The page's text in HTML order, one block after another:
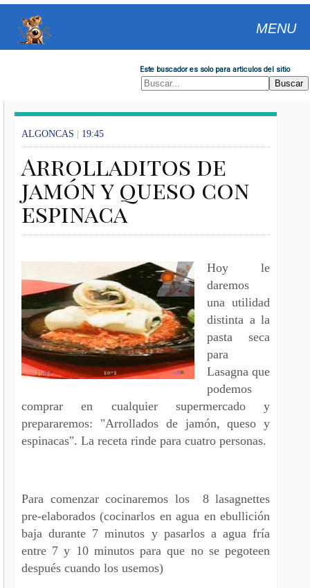
MENU
Este buscador es solo para articulos del sitio
ALGONCAS | 19:45
Arrolladitos de
jamón y queso con
espinaca
Hoy le
daremos
una utilidad
distinta a la
pasta seca
para
Lasagna que
podemos
comprar en cualquier supermercado y
prepararemos: "Arrollados de jamón, queso y
espinacas". La receta rinde para cuatro personas.
Para comenzar cocinaremos los 8 lasagnettes
pre-elaborados (cocinarlos en agua en ebullición
baja durante 7 minutos y pasarlos a agua fría
entre 7 y 10 minutos para que no se pegoteen
después cuando los usemos)